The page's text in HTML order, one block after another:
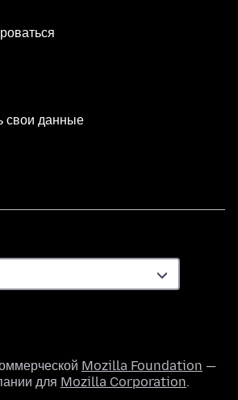
свои данные
Mozilla Foundation —
для Mozilla Corporation.